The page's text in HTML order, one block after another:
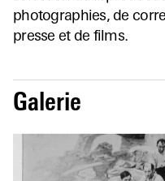
photographies, de
presse et de films.
Galerie